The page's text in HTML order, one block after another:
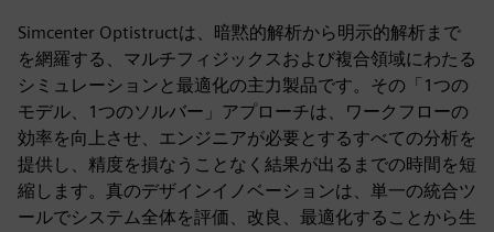
Simcenter Optistructは、暗黙的解析から明示的解析まで
を網羅する、マルチフィジックスおよび複合領域にわたる
シミュレーションと最適化の主力製品です。その「1つの
モデル、1つのソルバー」アプローチは、ワークフローの
効率を向上させ、エンジニアが必要とするすべての分析を
提供し、精度を損なうことなく結果が出るまでの時間を短
縮します。真のデザインイノベーションは、単一の統合ツ
ールでシステム全体を評価、改良、最適化することから生